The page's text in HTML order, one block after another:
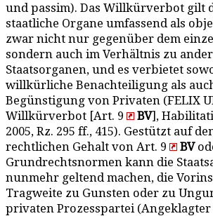
und passim). Das Willkürverbot gilt
staatliche Organe umfassend als
zwar nicht nur gegenüber dem
sondern auch im Verhältnis zu
Staatsorganen, und es verbietet
willkürliche Benachteiligung als
Begünstigung von Privaten (FELIX
Willkürverbot [Art. 9
BV],
2005, Rz. 295 ff., 415). Gestützt auf
rechtlichen Gehalt von Art. 9
BV
Grundrechtsnormen kann die
nunmehr geltend machen, die
Tragweite zu Gunsten oder zu
privaten Prozesspartei (Angeklagter